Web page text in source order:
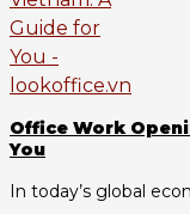
Office Work
You
In today’s global